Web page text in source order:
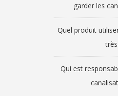
garder les
Quel produit
Qui est